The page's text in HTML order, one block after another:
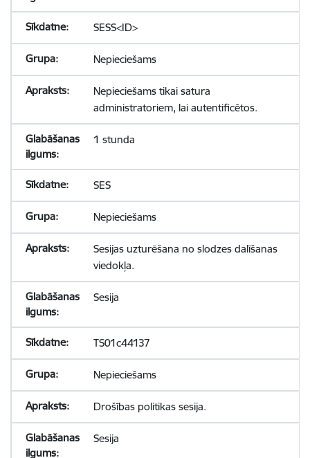
SESS<ID>
Nepieciešams
Nepieciešams tikai satura
administratoriem, lai autentificētos.
1 stunda
SES
Nepieciešams
Sesijas uzturēšana no slodzes dalīšanas
viedokļa.
Sesija
TS01c44137
Nepieciešams
Drošības politikas sesija.
Sesija